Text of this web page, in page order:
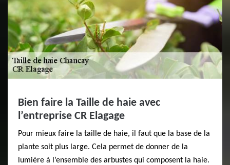
Bien faire la Taille de haie avec
l’entreprise CR Elagage
Pour mieux faire la taille de haie, il faut que la base de la
plante soit plus large. Cela permet de donner de la
lumière à l’ensemble des arbustes qui composent la haie.